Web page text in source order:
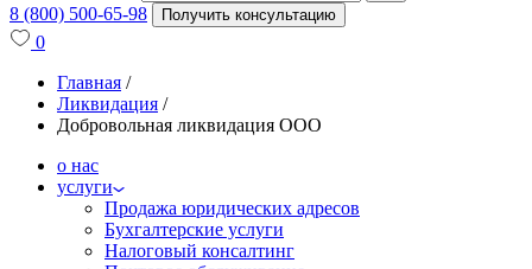
8 (800) 500-65-98
Получить консультацию
0
Главная /
Ликвидация /
Добровольная ликвидация ООО
о нас
услуги
Продажа юридических адресов
Бухгалтерские услуги
Налоговый консалтинг